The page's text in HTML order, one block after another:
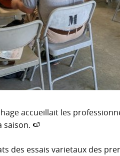
accueillait les
🍉
des essais varietaux des